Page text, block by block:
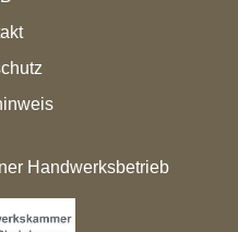
Handwerksbetrieb